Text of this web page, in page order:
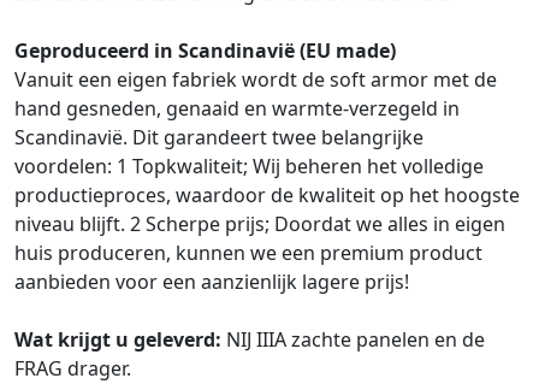
Geproduceerd in Scandinavië (EU made)
Vanuit een eigen fabriek wordt de soft armor met de
hand gesneden, genaaid en warmte-verzegeld in
Scandinavië. Dit garandeert twee belangrijke
voordelen: 1 Topkwaliteit; Wij beheren het volledige
productieproces, waardoor de kwaliteit op het hoogste
niveau blijft. 2 Scherpe prijs; Doordat we alles in eigen
huis produceren, kunnen we een premium product
aanbieden voor een aanzienlijk lagere prijs!
Wat krijgt u geleverd: NIJ IIIA zachte panelen en de
FRAG drager.